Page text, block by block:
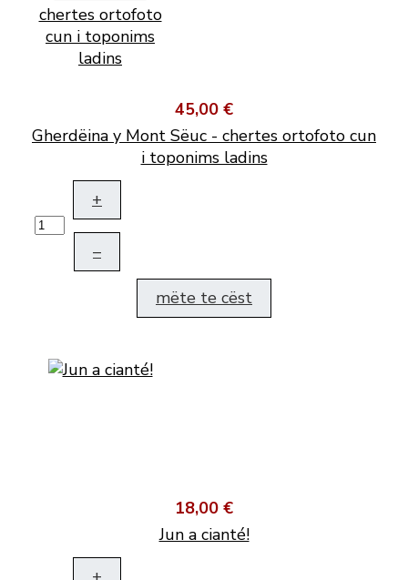
45,00 €
Gherdëina y Mont Sëuc - chertes ortofoto cun
i toponims ladins
+
–
mëte te cëst
18,00 €
Jun a cianté!